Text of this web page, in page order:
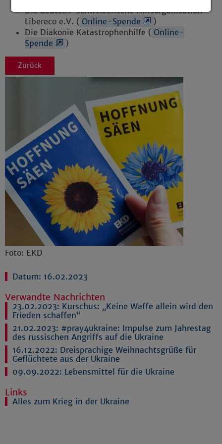
Die deutsch-schweizerische Hilfsorganisation
Libereco e.V. ( Online-Spende
)
Die Diakonie Katastrophenhilfe ( Online-
Spende
)
Zurück
Foto: EKD
Datum: 16.02.2023
Verwandte Nachrichten
23.02.2023: Kurschus: „Keine Waffe allein wird den
Frieden schaffen“
21.02.2023: #pray4ukraine: Impulse zum Jahrestag
des russischen Angriffs auf die Ukraine
16.12.2022: Dreisprachige Weihnachtsgrüße für
Geflüchtete aus der Ukraine
09.09.2022: Lebensmittel für die Ukraine
Links
Alles zum Krieg in der Ukraine
Details anzeigen
Impressum|Datenschutz